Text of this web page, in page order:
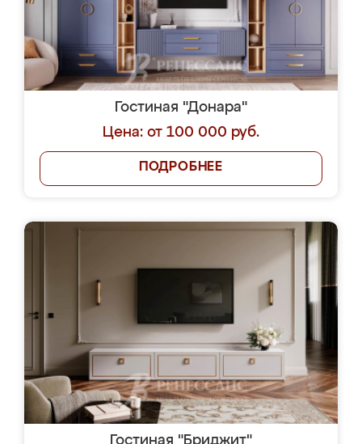
Гостиная "Донара"
Цена: от 100 000 руб.
ПОДРОБНЕЕ
Гостиная "Бриджит"